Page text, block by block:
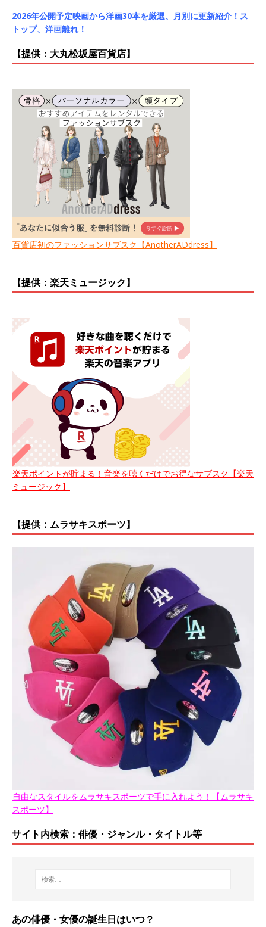
2026年公開予定映画から洋画30本を厳選、月別に更新紹介！ス
トップ、洋画離れ！
【提供：大丸松坂屋百貨店】
百貨店初のファッションサブスク【AnotherADdress】
【提供：楽天ミュージック】
楽天ポイントが貯まる！音楽を聴くだけでお得なサブスク【楽天
ミュージック】
【提供：ムラサキスポーツ】
自由なスタイルをムラサキスポーツで手に入れよう！【ムラサキ
スポーツ】
サイト内検索：俳優・ジャンル・タイトル等
あの俳優・女優の誕生日はいつ？